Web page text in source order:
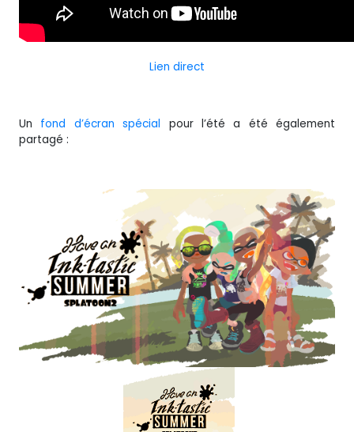
Lien direct
Un fond d’écran spécial pour l’été a été également
partagé :